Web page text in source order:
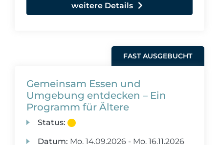
weitere Details
FAST AUSGEBUCHT
Gemeinsam Essen und
Umgebung entdecken – Ein
Programm für Ältere
Status:
Datum: Mo. 14.09.2026 - Mo. 16.11.2026